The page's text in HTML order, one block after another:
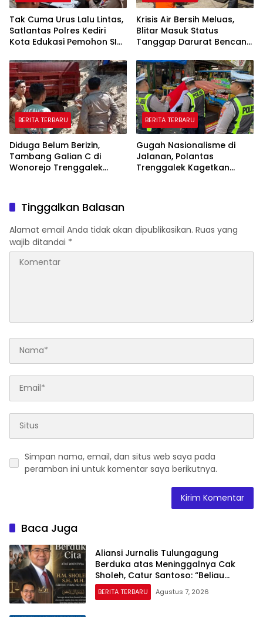
Tak Cuma Urus Lalu Lintas,
Satlantas Polres Kediri
Kota Edukasi Pemohon SIM
Pelatihan AI
Krisis Air Bersih Meluas,
Blitar Masuk Status
Tanggap Darurat Bencana
BERITA TERBARU
Diduga Belum Berizin,
Tambang Galian C di
Wonorejo Trenggalek
BERITA TERBARU
Gugah Nasionalisme di
Jalanan, Polantas
Trenggalek Kagetkan
Tinggalkan Balasan
Alamat email Anda tidak akan dipublikasikan. Ruas yang
wajib ditandai *
Simpan nama, email, dan situs web saya pada
peramban ini untuk komentar saya berikutnya.
Baca Juga
Aliansi Jurnalis Tulungagung
Berduka atas Meninggalnya Cak
Sholeh, Catur Santoso: “Beliau
Pejuang Keadilan yang Vokal”
BERITA TERBARU Agustus 7, 2026